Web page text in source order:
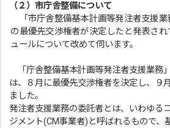
（２）市庁舎整備について
「市庁舎整備基本計画等発注者支援業
の最優先交渉権者が決定したと発表さ
ュールについて改めて伺います。
「庁舎整備基本計画等発注者支援業務
は、８月に最優先交渉権者を決定し、９
ました。
発注者支援業務の委託者とは、いわゆる
ジメント(CM事業者)と呼ばれるもので、